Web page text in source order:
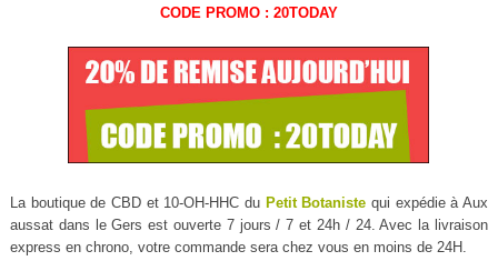
CODE PROMO : 20TODAY
La boutique de CBD et 10-OH-HHC du Petit Botaniste qui expédie à Aux
aussat dans le Gers est ouverte 7 jours / 7 et 24h / 24. Avec la livraison
express en chrono, votre commande sera chez vous en moins de 24H.